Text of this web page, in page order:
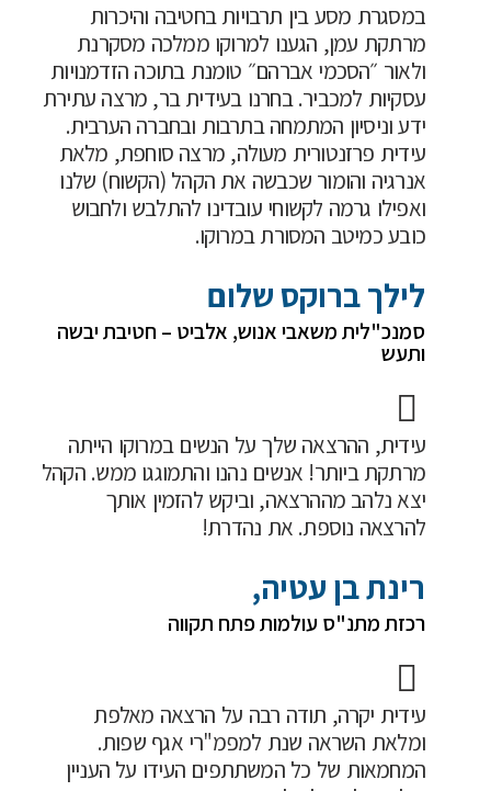
במסגרת מסע בין תרבויות בחטיבה והיכרות
מרתקת עמן, הגענו למרוקו ממלכה מסקרנת
ולאור ״הסכמי אברהם״ טומנת בתוכה הזדמנויות
עסקיות למכביר. בחרנו בעידית בר, מרצה עתירת
ידע וניסיון המתמחה בתרבות ובחברה הערבית.
עידית פרזנטורית מעולה, מרצה סוחפת, מלאת
אנרגיה והומור שכבשה את הקהל (הקשוח) שלנו
ואפילו גרמה לקשוחי עובדינו להתלבש ולחבוש
כובע כמיטב המסורת במרוקו.
לילך ברוקס שלום
סמנכ"לית משאבי אנוש, אלביט – חטיבת יבשה
ותעש​
עידית, ההרצאה שלך על הנשים במרוקו הייתה
מרתקת ביותר! אנשים נהנו והתמוגגו ממש. הקהל
יצא נלהב מההרצאה, וביקש להזמין אותך
להרצאה נוספת. את נהדרת!
רינת בן עטיה,
רכזת מתנ"ס עולמות פתח תקווה
עידית יקרה, תודה רבה על הרצאה מאלפת
ומלאת השראה שנת למפמ"רי אגף שפות.
המחמאות של כל המשתתפים העידו על העניין